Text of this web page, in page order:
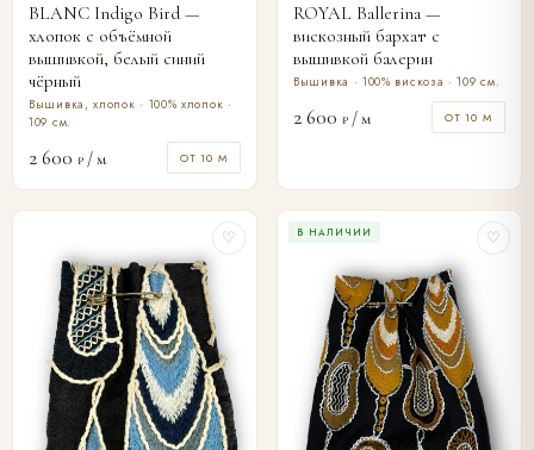
BLANC Indigo Bird —
хлопок с объёмной
вышивкой, белый синий
чёрный
Вышивка, хлопок · 100% хлопок ·
109 см.
2 600 ₽ / м ОТ 10 М
ROYAL Ballerina —
вискозный бархат с
вышивкой балерин
Вышивка · 100% вискоза · 109 см.
2 600 ₽ / м ОТ 10 М
♡ В НАЛИЧИИ ♡